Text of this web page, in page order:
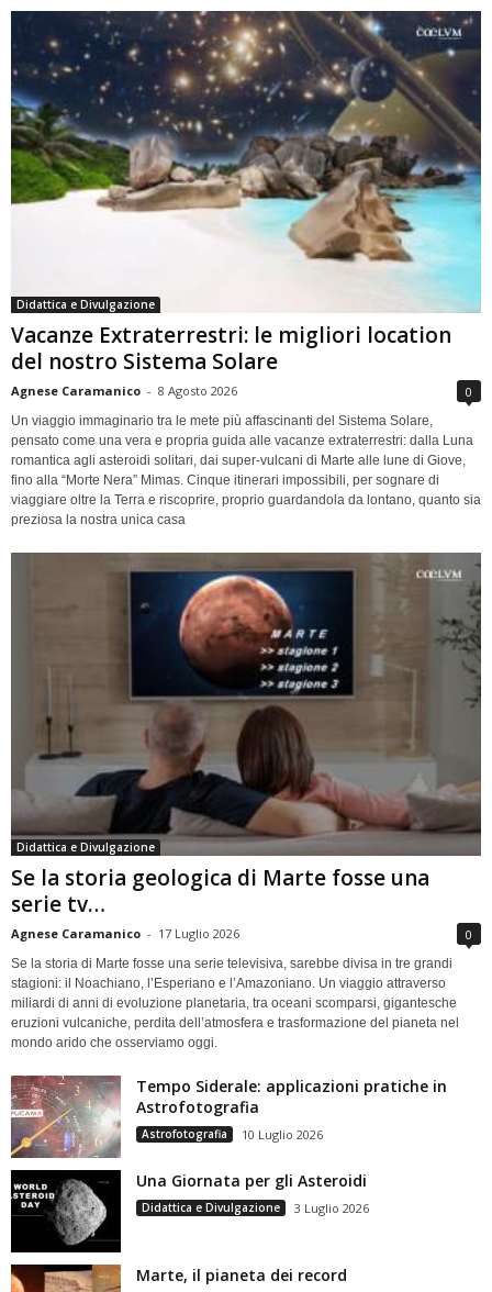
Didattica e Divulgazione
Vacanze Extraterrestri: le migliori location
del nostro Sistema Solare
Agnese Caramanico - 8 Agosto 2026 0
Un viaggio immaginario tra le mete più affascinanti del Sistema Solare,
pensato come una vera e propria guida alle vacanze extraterrestri: dalla Luna
romantica agli asteroidi solitari, dai super-vulcani di Marte alle lune di Giove,
fino alla “Morte Nera” Mimas. Cinque itinerari impossibili, per sognare di
viaggiare oltre la Terra e riscoprire, proprio guardandola da lontano, quanto sia
preziosa la nostra unica casa
Didattica e Divulgazione
Se la storia geologica di Marte fosse una
serie tv…
Agnese Caramanico - 17 Luglio 2026 0
Se la storia di Marte fosse una serie televisiva, sarebbe divisa in tre grandi
stagioni: il Noachiano, l’Esperiano e l’Amazoniano. Un viaggio attraverso
miliardi di anni di evoluzione planetaria, tra oceani scomparsi, gigantesche
eruzioni vulcaniche, perdita dell’atmosfera e trasformazione del pianeta nel
mondo arido che osserviamo oggi.
Tempo Siderale: applicazioni pratiche in
Astrofotografia
Astrofotografia 10 Luglio 2026
Una Giornata per gli Asteroidi
Didattica e Divulgazione 3 Luglio 2026
Marte, il pianeta dei record